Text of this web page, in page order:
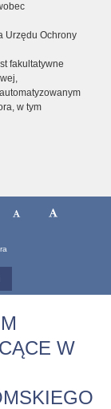
Urzędu Ochrony
fakultatywne
w tym
W